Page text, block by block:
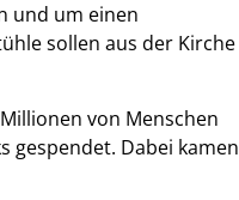
und um einen
sollen aus der Kirche
von Menschen
gespendet. Dabei kamen